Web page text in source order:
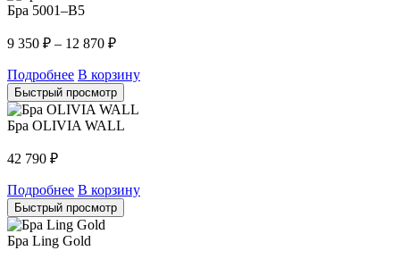
Бра 5001–B5
9 350 ₽ – 12 870 ₽
Подробнее В корзину
Быстрый просмотр
Бра OLIVIA WALL
42 790 ₽
Подробнее В корзину
Быстрый просмотр
Бра Ling Gold